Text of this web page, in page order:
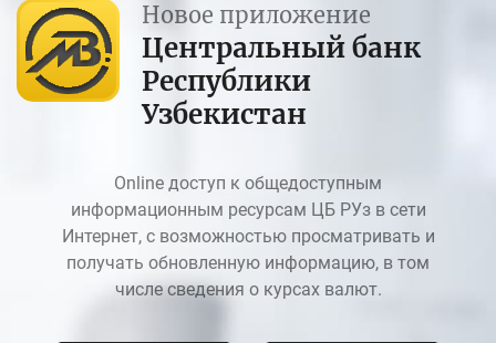
Новое приложение
Центральный банк
Республики
Узбекистан
Online доступ к общедоступным
информационным ресурсам ЦБ РУз в сети
Интернет, с возможностью просматривать и
получать обновленную информацию, в том
числе сведения о курсах валют.